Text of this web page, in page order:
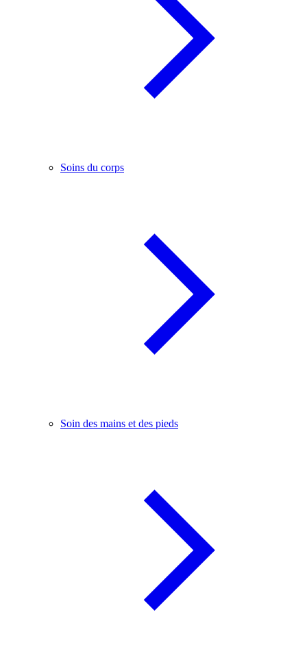
Soins du corps
Soin des mains et des pieds